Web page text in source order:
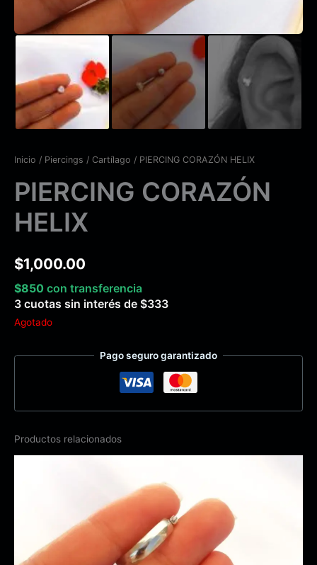
Inicio / Piercings / Cartílago / PIERCING CORAZÓN HELIX
PIERCING CORAZÓN
HELIX
$1,000.00
$850 con transferencia
3 cuotas sin interés de $333
Agotado
Pago seguro garantizado
Productos relacionados